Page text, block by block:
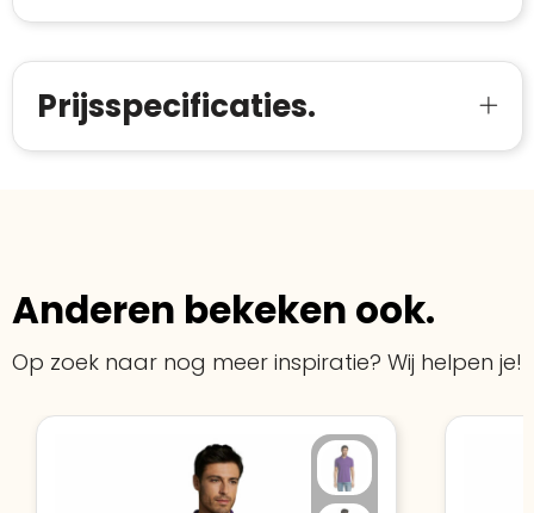
Prijsspecificaties.
Anderen bekeken ook.
Op zoek naar nog meer inspiratie? Wij helpen je!